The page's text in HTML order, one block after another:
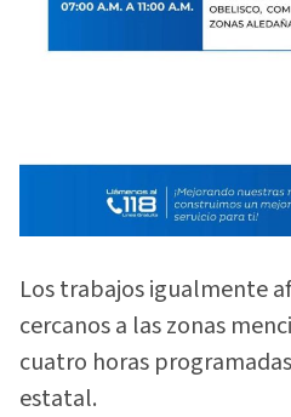
Los trabajos igualmente
cercanos a las zonas
cuatro horas
estatal.